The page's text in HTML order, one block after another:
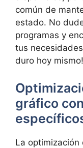
común de
estado. No
programas y
tus
‍duro hoy mismo!
gráfico
La